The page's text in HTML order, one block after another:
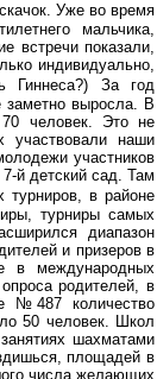
скачок. Уже во время
мальчика,
встречи показали,
индивидуально,
Гиннеса?) За
год
заметно выросла. В
70 человек. Это не
участвовали наши
участников
й детский сад. Там
турниров, в районе
, турниры самых
диапазон
и призеров в
в международных
опроса родителей,в
№487количество
50 человек. Школ
занятиях шахматами
,площадей в
числа желающих